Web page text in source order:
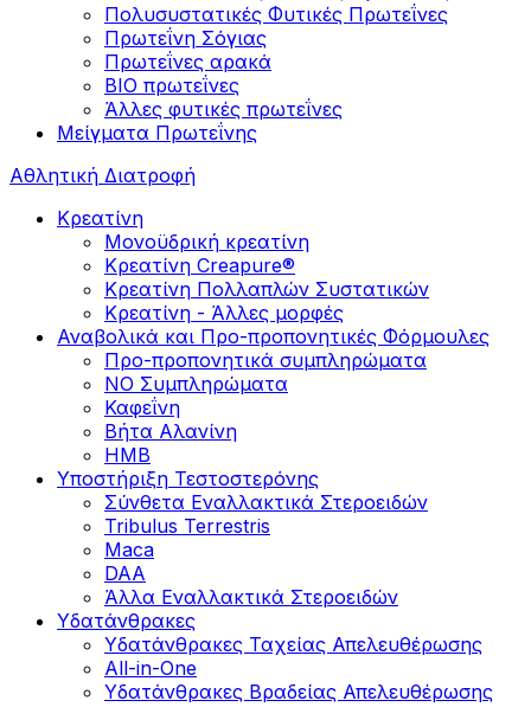
Πολυσυστατικές Φυτικές Πρωτεΐνες
Πρωτεΐνη Σόγιας
Πρωτεΐνες αρακά
ΒIO πρωτεΐνες
Άλλες φυτικές πρωτεΐνες
Μείγματα Πρωτεΐνης
Αθλητική Διατροφή
Κρεατίνη
Μονοϋδρική κρεατίνη
Κρεατίνη Creapure®
Κρεατίνη Πολλαπλών Συστατικών
Κρεατίνη - Άλλες μορφές
Αναβολικά και Προ-προπονητικές Φόρμουλες
Προ-προπονητικά συμπληρώματα
ΝΟ Συμπληρώματα
Καφεΐνη
Βήτα Αλανίνη
HMB
Υποστήριξη Τεστοστερόνης
Σύνθετα Εναλλακτικά Στεροειδών
Tribulus Terrestris
Maca
DAA
Άλλα Εναλλακτικά Στεροειδών
Υδατάνθρακες
Υδατάνθρακες Ταχείας Απελευθέρωσης
All-in-One
Υδατάνθρακες Βραδείας Απελευθέρωσης